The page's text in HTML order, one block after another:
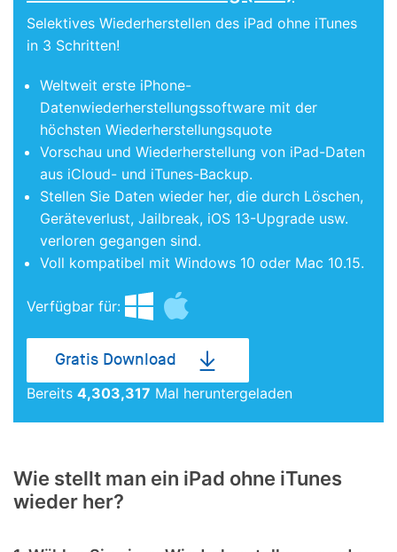
Selektives Wiederherstellen des iPad ohne iTunes
in 3 Schritten!
Weltweit erste iPhone-
Datenwiederherstellungssoftware mit der
höchsten Wiederherstellungsquote
Vorschau und Wiederherstellung von iPad-Daten
aus iCloud- und iTunes-Backup.
Stellen Sie Daten wieder her, die durch Löschen,
Geräteverlust, Jailbreak, iOS 13-Upgrade usw.
verloren gegangen sind.
Voll kompatibel mit Windows 10 oder Mac 10.15.
Verfügbar für:
Gratis Download
Bereits 4,303,318 Mal heruntergeladen
Wie stellt man ein iPad ohne iTunes
wieder her?